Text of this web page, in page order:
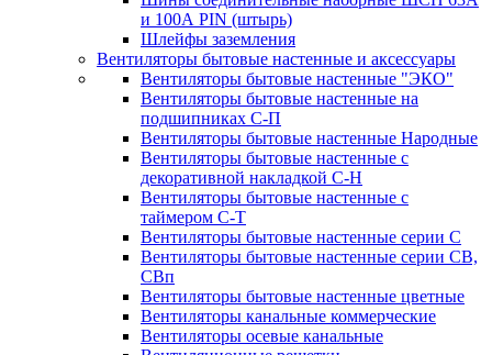
и 100А PIN (штырь)
Шлейфы заземления
Вентиляторы бытовые настенные и аксессуары
Вентиляторы бытовые настенные "ЭКО"
Вентиляторы бытовые настенные на
подшипниках С-П
Вентиляторы бытовые настенные Народные
Вентиляторы бытовые настенные с
декоративной накладкой С-Н
Вентиляторы бытовые настенные с
таймером С-Т
Вентиляторы бытовые настенные серии С
Вентиляторы бытовые настенные серии СВ,
СВп
Вентиляторы бытовые настенные цветные
Вентиляторы канальные коммерческие
Вентиляторы осевые канальные